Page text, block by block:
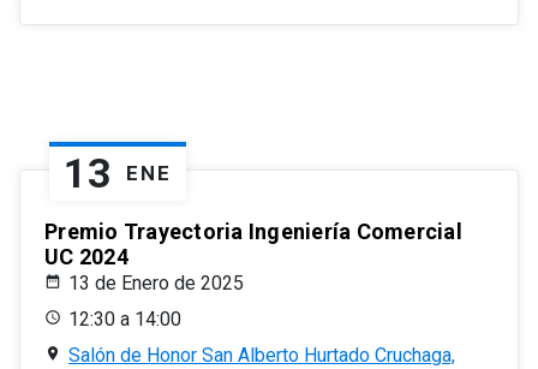
13 ENE
Premio Trayectoria Ingeniería Comercial
UC 2024
13 de Enero de 2025
12:30 a 14:00
Salón de Honor San Alberto Hurtado Cruchaga,